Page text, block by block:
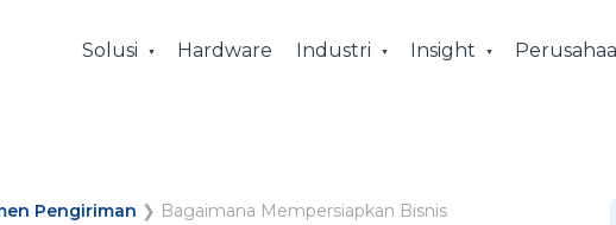
Solusi Hardware Industri Insight
Pengiriman ❯ Bagaimana Mempersiapkan Bisnis